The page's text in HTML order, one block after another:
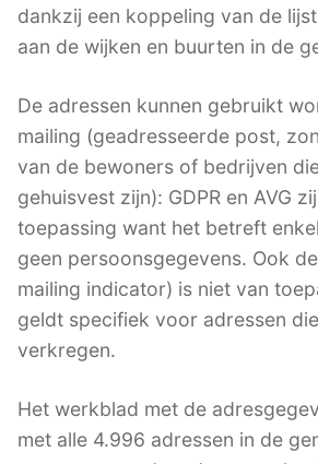
dankzij een koppeling van de
aan de wijken en buurten in de
De adressen kunnen gebruikt
mailing (geadresseerde post,
van de bewoners of bedrijven
gehuisvest zijn): GDPR en AVG
toepassing want het betreft
geen persoonsgegevens. Ook
mailing indicator) is niet van
geldt specifiek voor adressen
verkregen.
Het werkblad met de
met alle 4.996 adressen in de